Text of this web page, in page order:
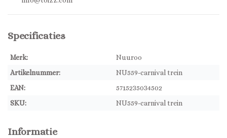
Specificaties
Merk:
Nuuroo
Artikelnummer:
NU559-carnival trein
EAN:
5715235034502
SKU:
NU559-carnival trein
Informatie